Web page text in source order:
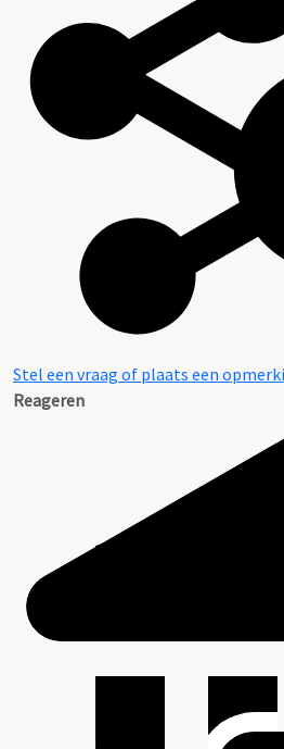
Stel een vraag of plaats een
Reageren